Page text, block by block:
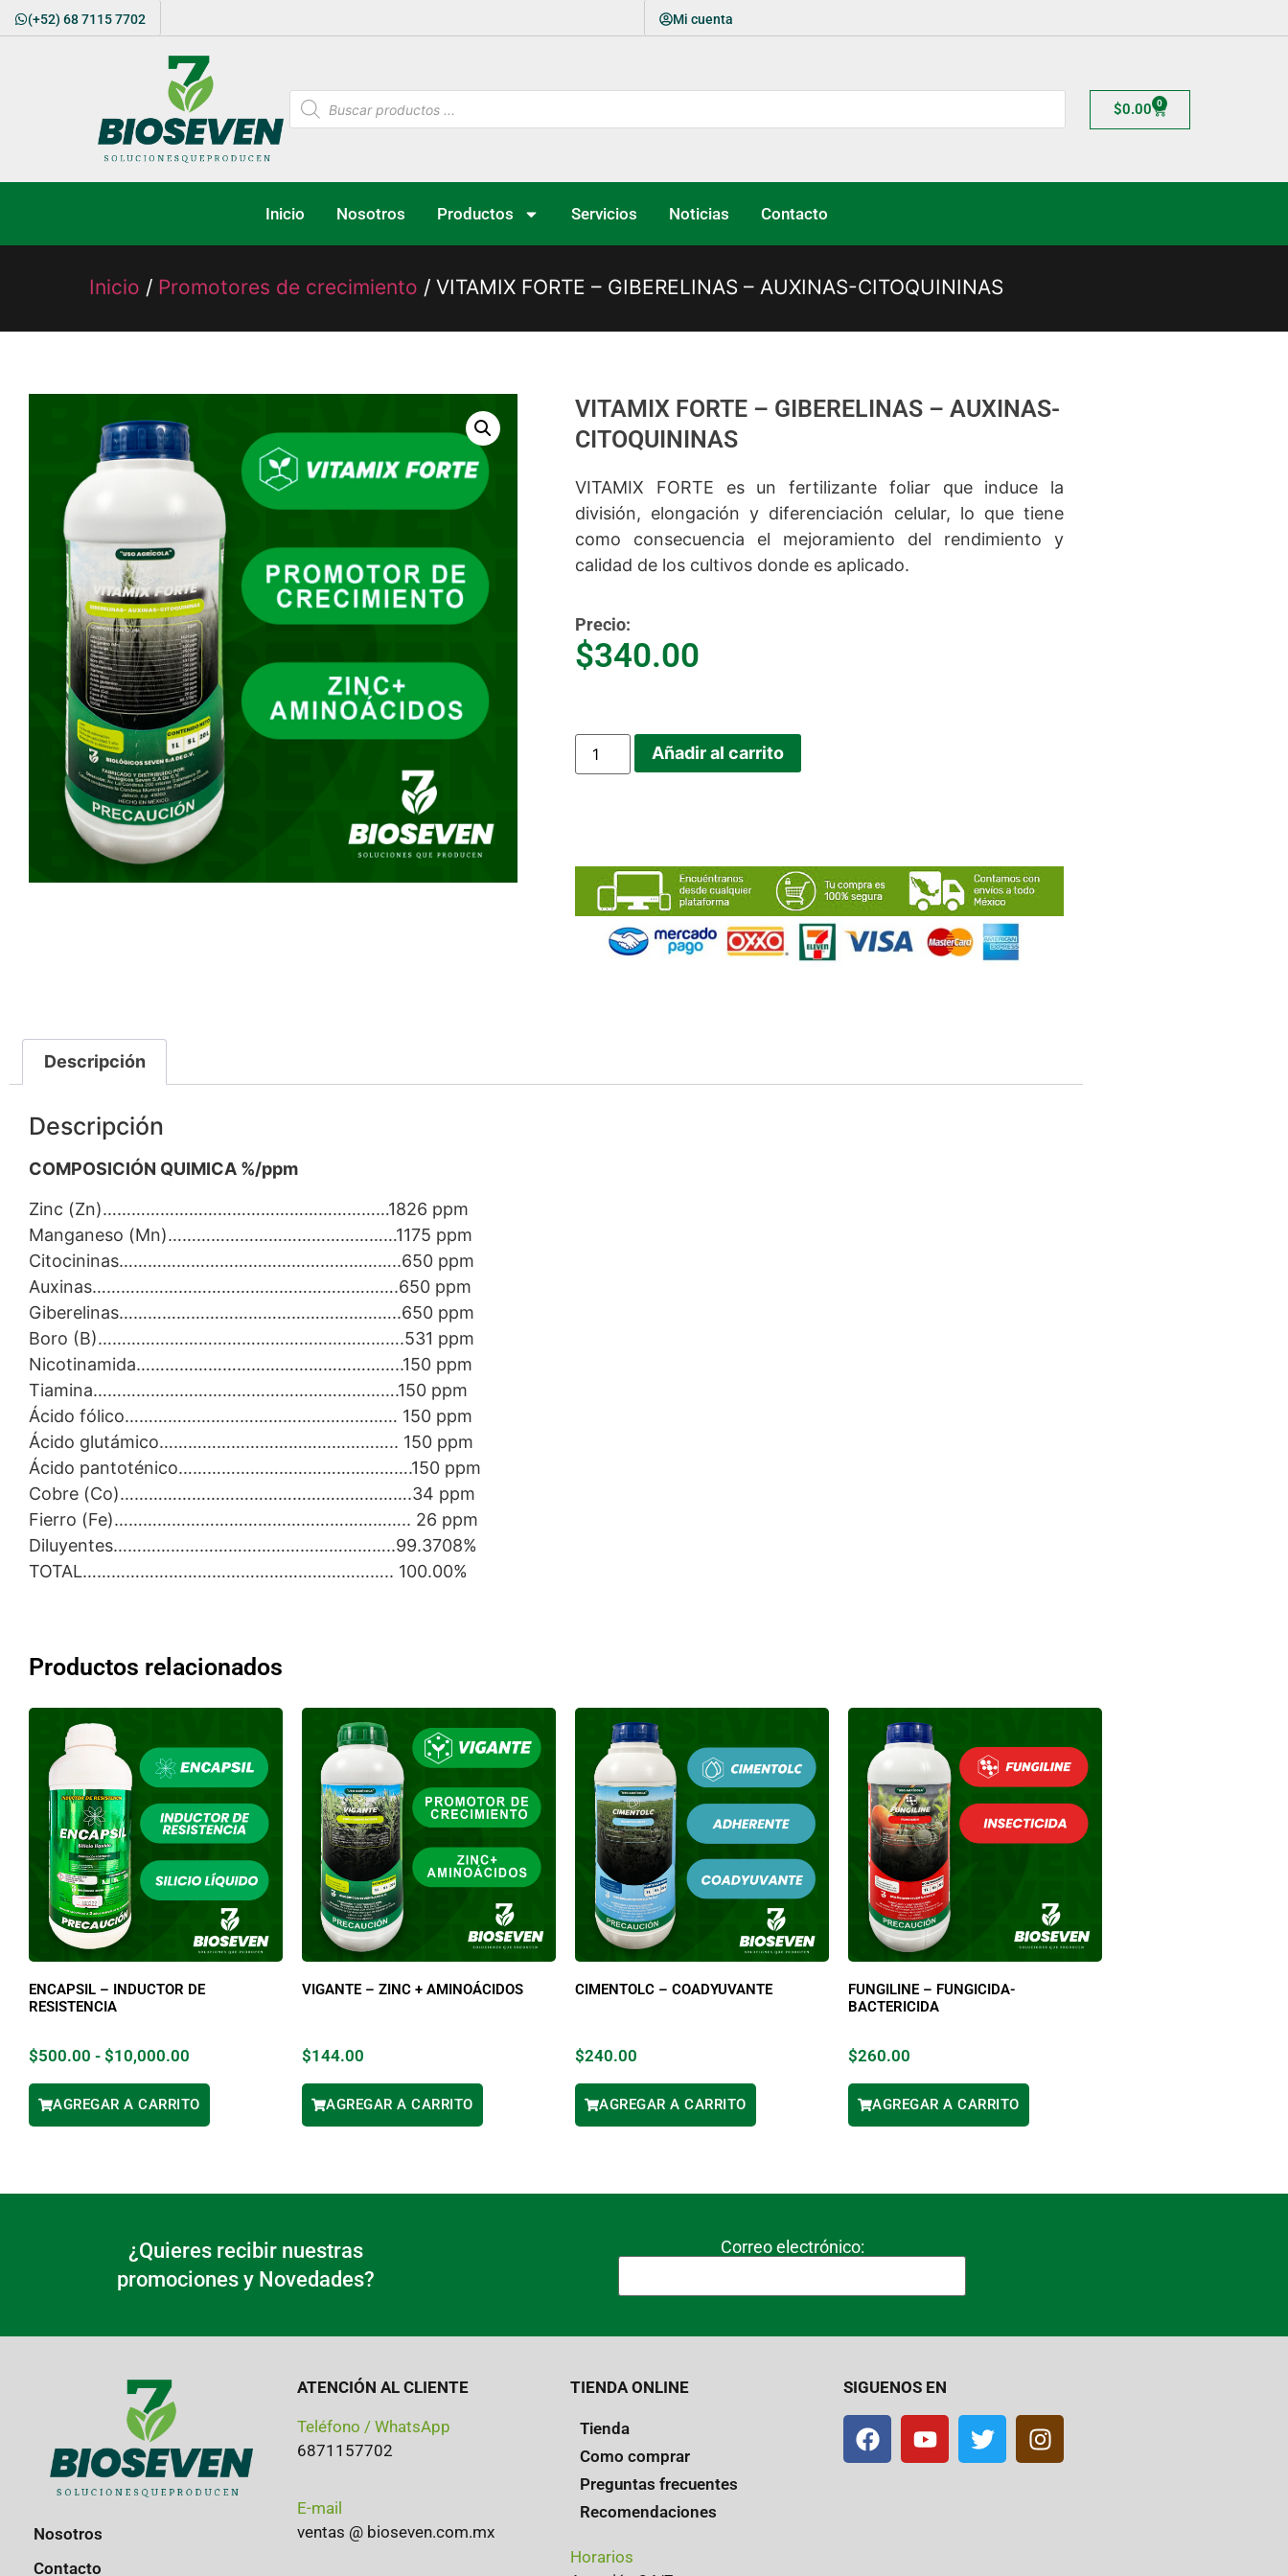
(+52) 68 7115 7702 Mi cuenta
$0.00 0
Inicio Nosotros Productos Servicios Noticias Contacto
Inicio / Promotores de crecimiento / VITAMIX FORTE – GIBERELINAS – AUXINAS-CITOQUININAS
VITAMIX FORTE – GIBERELINAS – AUXINAS-
CITOQUININAS
VITAMIX FORTE es un fertilizante foliar que induce la
división, elongación y diferenciación celular, lo que tiene
como consecuencia el mejoramiento del rendimiento y
calidad de los cultivos donde es aplicado.
Precio:
$340.00
Añadir al carrito
Descripción
Descripción
COMPOSICIÓN QUIMICA %/ppm
Zinc (Zn)……………………………………………………1826 ppm
Manganeso (Mn)…………………………………………1175 ppm
Citocininas…………………………………………………..650 ppm
Auxinas……………………………………………………….650 ppm
Giberelinas…………………………………………………..650 ppm
Boro (B)……………………………………………………….531 ppm
Nicotinamida………………………………………………..150 ppm
Tiamina……………………………………………………….150 ppm
Ácido fólico………………………………………………… 150 ppm
Ácido glutámico………………………………………….. 150 ppm
Ácido pantoténico………………………………………….150 ppm
Cobre (Co)…………………………………………………….34 ppm
Fierro (Fe)…………………………………………………….. 26 ppm
Diluyentes…………………………………………………..99.3708%
TOTAL……………………………………………………….. 100.00%
Productos relacionados
ENCAPSIL – INDUCTOR DE
RESISTENCIA
$500.00 - $10,000.00
AGREGAR A CARRITO
VIGANTE – ZINC + AMINOÁCIDOS
$144.00
AGREGAR A CARRITO
CIMENTOLC – COADYUVANTE
$240.00
AGREGAR A CARRITO
FUNGILINE – FUNGICIDA-
BACTERICIDA
$260.00
AGREGAR A CARRITO
¿Quieres recibir nuestras
promociones y Novedades?
Correo electrónico:
Nosotros
Contacto
ATENCIÓN AL CLIENTE
Teléfono / WhatsApp
6871157702
E-mail
ventas @ bioseven.com.mx
TIENDA ONLINE
Tienda
Como comprar
Preguntas frecuentes
Recomendaciones
Horarios
SIGUENOS EN